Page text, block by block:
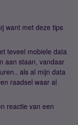
want met deze tips
teveel mobiele data
aan staan, vandaar
als al mijn data
raadsel waar al
reactie van een